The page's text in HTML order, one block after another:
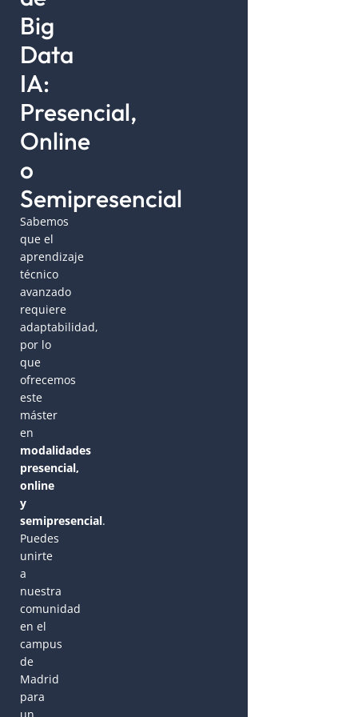
Big
Data
IA:
Presencial,
Online
o
Semipresencial
Sabemos
que el
aprendizaje
técnico
avanzado
requiere
adaptabilidad,
por lo
que
ofrecemos
este
máster
en
modalidades
presencial,
online
y
semipresencial.
Puedes
unirte
a
nuestra
comunidad
en el
campus
de
Madrid
para